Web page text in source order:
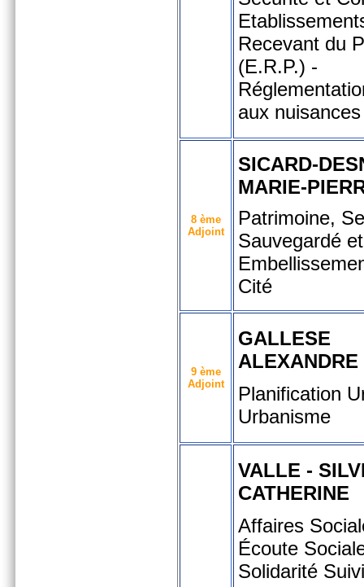
Recevant du
(E.R.P.) -
aux nuisances
8 ème
Adjoint
SICARD-
MARIE-
Patrimoine,
Sauvegardé et
Cité
9 ème
Adjoint
GALLESE
ALEXANDRE
Planification
Urbanisme
VALLE -
CATHERINE
Affaires
Écoute
Solidarité